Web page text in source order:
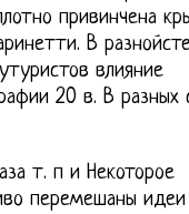
привинчена
В
влияние
20 в. В разных
т. п и Некоторое
перемешаны идеи